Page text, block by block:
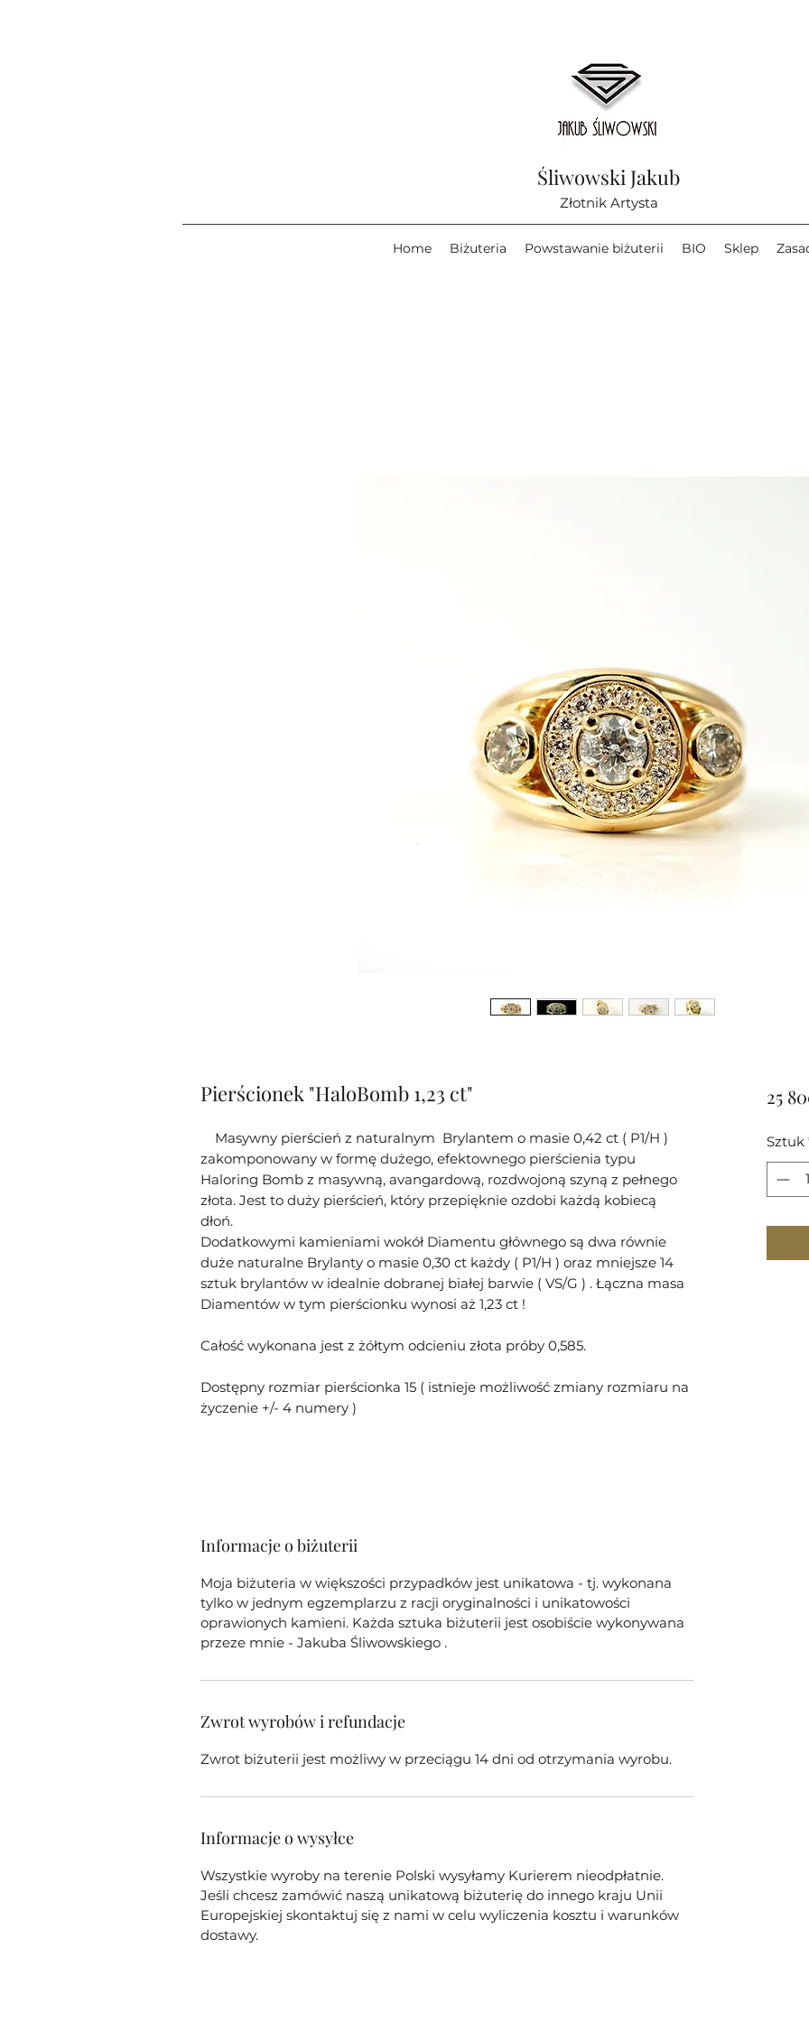
Śliwowski Jakub
Złotnik Artysta
Home Biżuteria Powstawanie biżuterii BIO Sklep
Pierścionek "HaloBomb 1,23 ct"
Masywny pierścień z naturalnym Brylantem o masie 0,42 ct ( P1/H )
zakomponowany w formę dużego, efektownego pierścienia typu
Haloring Bomb z masywną, avangardową, rozdwojoną szyną z pełnego
złota. Jest to duży pierścień, który przepięknie ozdobi każdą kobiecą
dłoń.
Dodatkowymi kamieniami wokół Diamentu głównego są dwa równie
duże naturalne Brylanty o masie 0,30 ct każdy ( P1/H ) oraz mniejsze 14
sztuk brylantów w idealnie dobranej białej barwie ( VS/G ) . Łączna masa
Diamentów w tym pierścionku wynosi aż 1,23 ct !
Całość wykonana jest z żółtym odcieniu złota próby 0,585.
Dostępny rozmiar pierścionka 15 ( istnieje możliwość zmiany rozmiaru na
życzenie +/- 4 numery )
Informacje o biżuterii
Moja biżuteria w większości przypadków jest unikatowa - tj. wykonana
tylko w jednym egzemplarzu z racji oryginalności i unikatowości
oprawionych kamieni. Każda sztuka biżuterii jest osobiście wykonywana
przeze mnie - Jakuba Śliwowskiego .
Zwrot wyrobów i refundacje
Zwrot biżuterii jest możliwy w przeciągu 14 dni od otrzymania wyrobu.
Informacje o wysyłce
Wszystkie wyroby na terenie Polski wysyłamy Kurierem nieodpłatnie.
Jeśli chcesz zamówić naszą unikatową biżuterię do innego kraju Unii
Europejskiej skontaktuj się z nami w celu wyliczenia kosztu i warunków
dostawy.
25
Sztuk